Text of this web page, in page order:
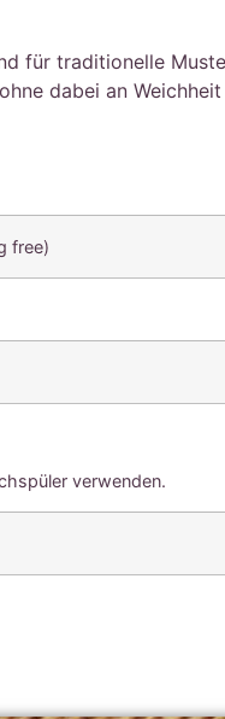
für traditionelle
dabei an
free)
verwenden.